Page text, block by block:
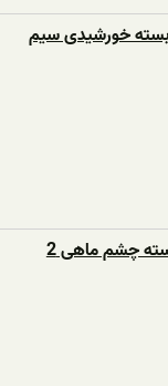
خورشیدی سیم
خرید دوربین مداربسته چشم ماهی 2